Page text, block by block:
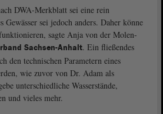
DWA-Merkblatt sei eine rein
Gewässer sei jedoch anders. Daher könne
sagte Anja von der Molen-
Sachsen-Anhalt. Ein fließendes
den technischen Parametern eines
wie zuvor von Dr. Adam als
unterschiedliche Wasserstände,
und vieles mehr.